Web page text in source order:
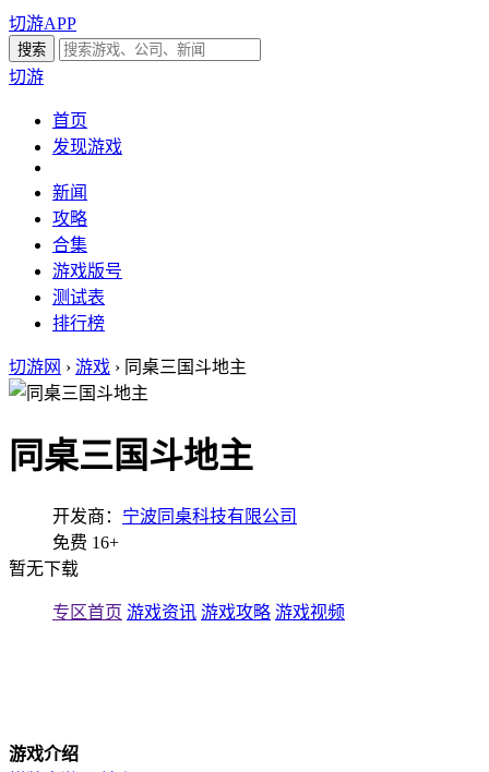
切游APP
切游
首页
发现游戏
新闻
攻略
合集
游戏版号
测试表
排行榜
切游网 › 游戏 › 同桌三国斗地主
同桌三国斗地主
开发商： 宁波同桌科技有限公司
免费 16+
暂无下载
专区首页 游戏资讯 游戏攻略 游戏视频
游戏介绍